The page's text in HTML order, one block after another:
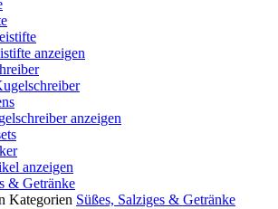
anzeigen
anzeigen
anzeigen
& Getränke
Kategorien Süßes, Salziges & Getränke